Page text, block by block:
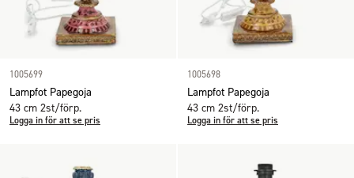
1005699
Lampfot Papegoja
43 cm 2st/förp.
Logga in för att se pris
1005698
Lampfot Papegoja
43 cm 2st/förp.
Logga in för att se pris